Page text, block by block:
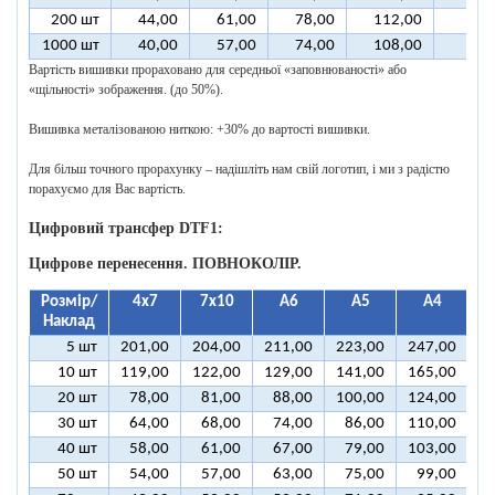
200 шт
44,00 61,00 78,00 112,00
1000 шт
40,00 57,00 74,00 108,00
Вартість вишивки прораховано для середньої «заповнюваності» або
«щільності» зображення. (до 50%).
Вишивка металізованою ниткою: +30% до вартості вишивки.
Для більш точного прорахунку – надішліть нам свій логотип, і ми з радістю
порахуємо для Вас вартість.
Цифровий трансфер DTF1:
Цифрове перенесення. ПОВНОКОЛІР.
Розмір/
Наклад
4х7 7х10 А6 А5 А4
5 шт 201,00 204,00 211,00 223,00 247,00
10 шт
119,00 122,00 129,00 141,00 165,00
20 шт
78,00 81,00 88,00 100,00 124,00
30 шт
64,00 68,00 74,00 86,00 110,00
40 шт
58,00 61,00 67,00 79,00 103,00
50 шт
54,00 57,00 63,00 75,00 99,00